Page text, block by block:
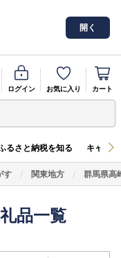
開く
ログイン お気に入り カート
るさと納税を知る キャン
す 関東地方 群馬県高
品一覧